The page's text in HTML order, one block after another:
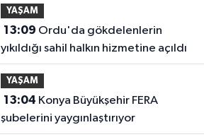
YAŞAM
13:09
yıkıldığı sahil halkın hizmetine açıldı
YAŞAM
13:04
şubelerini yaygınlaştırıyor